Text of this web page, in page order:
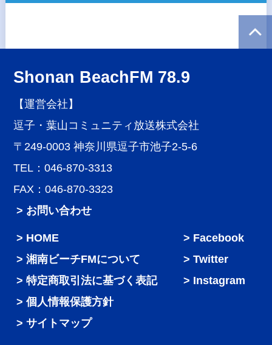
Shonan BeachFM 78.9
【運営会社】
逗子・葉山コミュニティ放送株式会社
〒249-0003 神奈川県逗子市池子2-5-6
TEL：046-870-3313
FAX：046-870-3323
> お問い合わせ
HOME
湘南ビーチFMについて
特定商取引法に基づく表記
個人情報保護方針
サイトマップ
Facebook
Twitter
Instagram